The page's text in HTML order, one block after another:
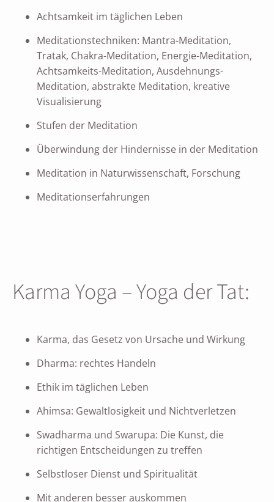
Achtsamkeit im täglichen Leben
Meditationstechniken: Mantra-Meditation,
Tratak, Chakra-Meditation, Energie-Meditation,
Achtsamkeits-Meditation, Ausdehnungs-
Meditation, abstrakte Meditation, kreative
Visualisierung
Stufen der Meditation
Überwindung der Hindernisse in der Meditation
Meditation in Naturwissenschaft, Forschung
Meditationserfahrungen
Karma Yoga – Yoga der Tat:
Karma, das Gesetz von Ursache und Wirkung
Dharma: rechtes Handeln
Ethik im täglichen Leben
Ahimsa: Gewaltlosigkeit und Nichtverletzen
Swadharma und Swarupa: Die Kunst, die
richtigen Entscheidungen zu treffen
Selbstloser Dienst und Spiritualität
Mit anderen besser auskommen